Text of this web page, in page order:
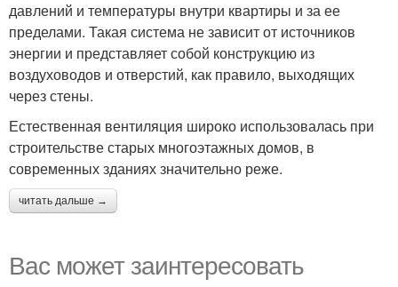
давлений и температуры внутри квартиры и за ее
пределами. Такая система не зависит от источников
энергии и представляет собой конструкцию из
воздуховодов и отверстий, как правило, выходящих
через стены.
Естественная вентиляция широко использовалась при
строительстве старых многоэтажных домов, в
современных зданиях значительно реже.
читать дальше →
Вас может заинтересовать